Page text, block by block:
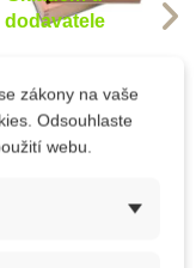
dodavatele
11-99
styl číslic)
zákony na vaše
Odsouhlaste
webu.